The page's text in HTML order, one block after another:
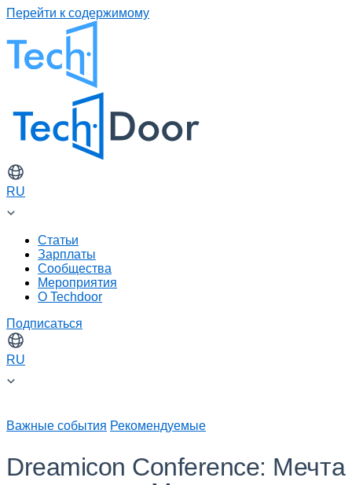
Перейти к содержимому
RU
Статьи
Зарплаты
Сообщества
Мероприятия
О Techdoor
Подписаться
RU
Важные события Рекомендуемые
Dreamicon Conference: Мечта